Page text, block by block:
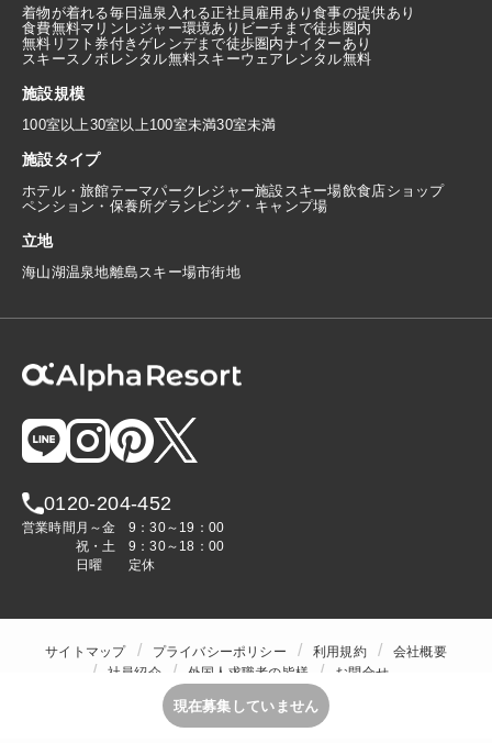
着物が着れる毎日温泉入れる正社員雇用あり食事の提供あり
食費無料マリンレジャー環境あり ビーチまで徒歩圏内
無料リフト券付きゲレンデまで徒歩圏内ナイターあり
スキースノボレンタル無料スキーウェアレンタル無料
施設規模
100室以上30室以上100室未満30室未満
施設タイプ
ホテル・旅館テーマパーク レジャー施設 スキー場飲食店ショップ
ペンション・保養所グランピング・キャンプ場
立地
海山湖温泉地離島 スキー場市街地
0120-204-452
営業時間 月～金
9：30～19：00
祝・土
9：30～18：00
日曜
定休
サイトマップ プライバシーポリシー 利用規約
会社概要
社員紹介
外国人求職者の皆様
お問合せ
現在募集していません